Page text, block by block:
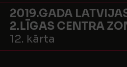
2019.GADA
2.LĪGAS CENTRA
12. kārta